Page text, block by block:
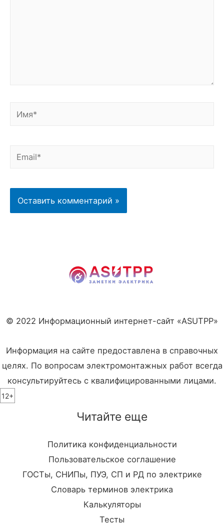
Имя*
Email*
© 2022 Информационный интернет-сайт «ASUTPP»
Информация на сайте предоставлена в справочных
целях. По вопросам электромонтажных работ всегда
консультируйтесь с квалифицированными лицами.
12+
Читайте еще
Политика конфиденциальности
Пользовательское соглашение
ГОСТы, СНИПы, ПУЭ, СП и РД по электрике
Словарь терминов электрика
Калькуляторы
Тесты